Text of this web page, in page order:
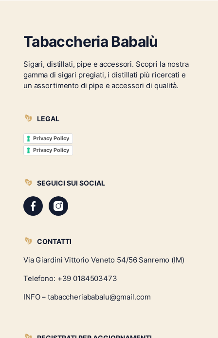
Tabaccheria Babalù
Sigari, distillati, pipe e accessori. Scopri la nostra
gamma di sigari pregiati, i distillati più ricercati e
un assortimento di pipe e accessori di qualità.
LEGAL
Privacy Policy
Privacy Policy
SEGUICI SUI SOCIAL
CONTATTI
Via Giardini Vittorio Veneto 54/56 Sanremo (IM)
Telefono: +39 0184503473
INFO – tabaccheriababalu@gmail.com